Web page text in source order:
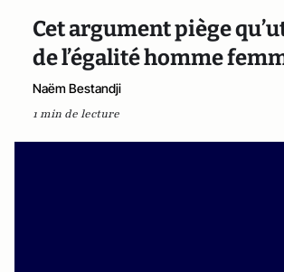
Cet argument piège
de l’égalité homme
Naëm Bestandji
1 min de lecture